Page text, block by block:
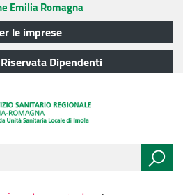
Emilia Romagna
le imprese
Dipendenti